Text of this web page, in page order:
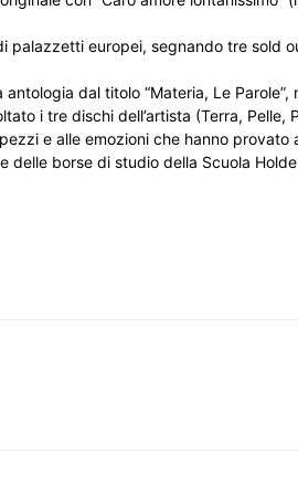
palazzetti europei, segnando tre sold
dal titolo “Materia, Le Parole”,
i tre dischi dell’artista (Terra,
e alle emozioni che hanno
delle borse di studio della Scuola